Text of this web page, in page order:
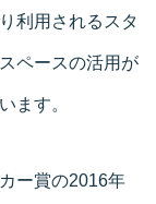
利用されるスタ
ペースの活用が
ます。
ー賞の2016年